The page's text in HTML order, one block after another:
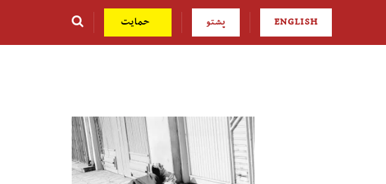
ENGLISH پشتو حمایت